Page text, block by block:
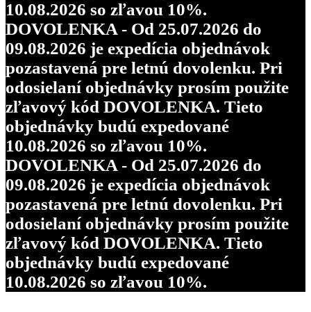
10.08.2026 so zľavou 10%.
DOVOLENKA - Od 25.07.2026 do
09.08.2026 je expedícia objednávok
pozastavená pre letnú dovolenku. Pri
odosielaní objednávky prosím použite
zľavový kód DOVOLENKA. Tieto
objednávky budú expedované
10.08.2026 so zľavou 10%.
DOVOLENKA - Od 25.07.2026 do
09.08.2026 je expedícia objednávok
pozastavená pre letnú dovolenku. Pri
odosielaní objednávky prosím použite
zľavový kód DOVOLENKA. Tieto
objednávky budú expedované
10.08.2026 so zľavou 10%.